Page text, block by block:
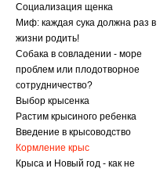
Социализация щенка
Миф: каждая сука должна раз в
жизни родить!
Собака в совладении - море
проблем или плодотворное
сотрудничество?
Выбор крысенка
Растим крысиного ребенка
Введение в крысоводство
Кормление крыс
Крыса и Новый год - как не